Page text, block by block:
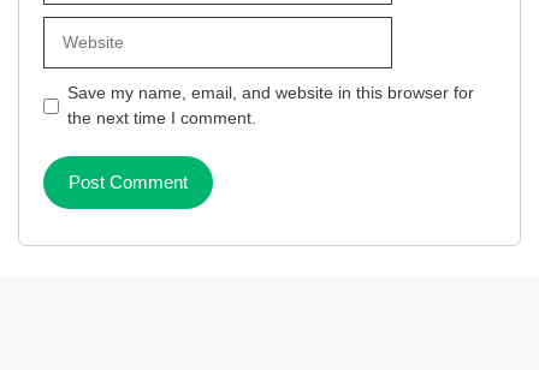
Save my name, email, and website in this browser for
the next time I comment.